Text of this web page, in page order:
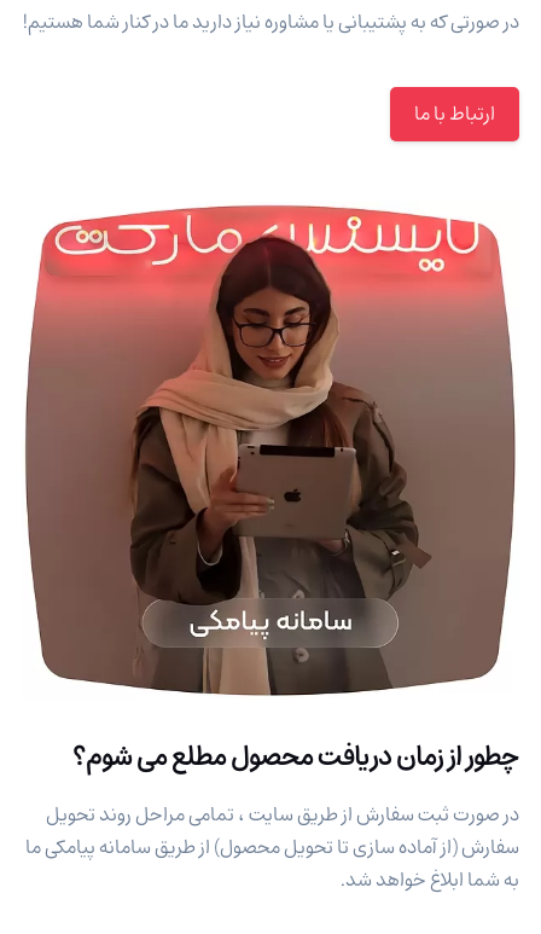
در صورتی که به پشتیبانی یا مشاوره نیاز دارید ما در کنار شما هستیم!
ارتباط با ما
چطور از زمان دریافت محصول مطلع می شوم؟
در صورت ثبت سفارش از طریق سایت ، تمامی مراحل روند تحویل
سفارش (از آماده سازی تا تحویل محصول) از طریق سامانه پیامکی ما
به شما ابلاغ خواهد شد.